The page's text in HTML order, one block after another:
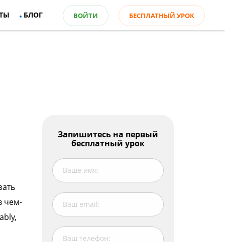
ВОЙТИ БЕСПЛАТНЫЙ УРОК
БЛОГ
Оглавление
Вероятность в настоящем и будущем
времени
Важно!
Важно!
Запишитесь на первый
бесплатный урок
чем-